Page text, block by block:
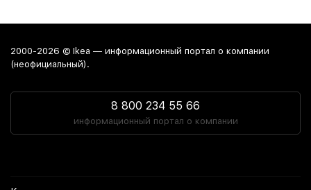
2000-2026 © Ikea — информационный портал о компании
(неофициальный).
8 800 234 55 66
информационный портал о компании